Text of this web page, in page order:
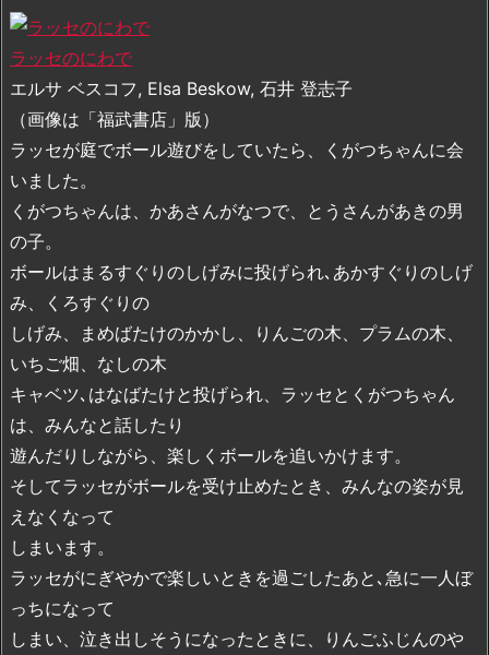
ラッセのにわで
エルサ ベスコフ, Elsa Beskow, 石井 登志子
（画像は「福武書店」版）
ラッセが庭でボール遊びをしていたら、くがつちゃんに会
いました。
くがつちゃんは、かあさんがなつで、とうさんがあきの男
の子。
ボールはまるすぐりのしげみに投げられ､あかすぐりのしげ
み、くろすぐりの
しげみ、まめばたけのかかし、りんごの木、プラムの木、
いちご畑、なしの木
キャベツ､はなばたけと投げられ、ラッセとくがつちゃん
は、みんなと話したり
遊んだりしながら、楽しくボールを追いかけます。
そしてラッセがボールを受け止めたとき、みんなの姿が見
えなくなって
しまいます。
ラッセがにぎやかで楽しいときを過ごしたあと､急に一人ぼ
っちになって
しまい、泣き出しそうになったときに、りんごふじんのや